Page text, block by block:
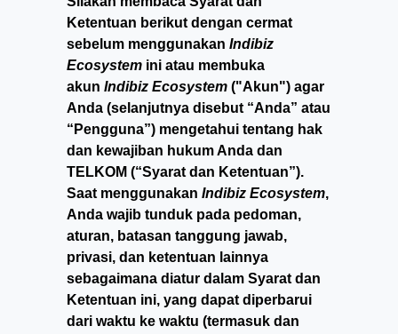
Ketentuan berikut dengan cermat
sebelum menggunakan Indibiz
Ecosystem ini atau membuka
akun Indibiz Ecosystem ("Akun") agar
Anda (selanjutnya disebut “Anda” atau
“Pengguna”) mengetahui tentang hak
dan kewajiban hukum Anda dan
TELKOM (“Syarat dan Ketentuan”).
Saat menggunakan Indibiz Ecosystem,
Anda wajib tunduk pada pedoman,
aturan, batasan tanggung jawab,
privasi, dan ketentuan lainnya
sebagaimana diatur dalam Syarat dan
Ketentuan ini, yang dapat diperbarui
dari waktu ke waktu (termasuk dan